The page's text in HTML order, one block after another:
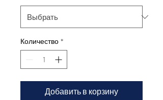
Количество *
Добавить в корзину